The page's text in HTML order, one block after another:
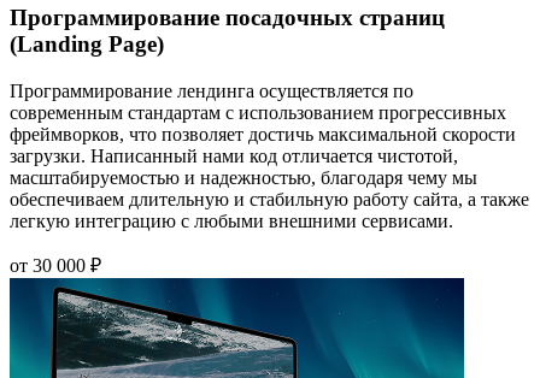
Программирование посадочных страниц
(Landing Page)
Программирование лендинга осуществляется по
современным стандартам с использованием прогрессивных
фреймворков, что позволяет достичь максимальной скорости
загрузки. Написанный нами код отличается чистотой,
масштабируемостью и надежностью, благодаря чему мы
обеспечиваем длительную и стабильную работу сайта, а также
легкую интеграцию с любыми внешними сервисами.
от 30 000 ₽